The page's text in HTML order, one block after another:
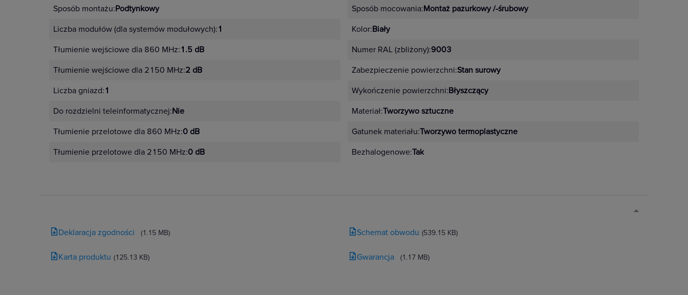
Sposób montażu:Podtynkowy
Liczba modułów (dla systemów modułowych):1
Tłumienie wejściowe dla 860 MHz:1.5 dB
Tłumienie wejściowe dla 2150 MHz:2 dB
Liczba gniazd:1
Do rozdzielni teleinformatycznej:Nie
Tłumienie przelotowe dla 860 MHz:0 dB
Tłumienie przelotowe dla 2150 MHz:0 dB
Sposób mocowania:Montaż pazurkowy /-śrubowy
Kolor:Biały
Numer RAL (zbliżony):9003
Zabezpieczenie powierzchni:Stan surowy
Wykończenie powierzchni:Błyszczący
Materiał:Tworzywo sztuczne
Gatunek materiału:Tworzywo termoplastyczne
Bezhalogenowe:Tak
Deklaracja zgodności (1.15 MB)
Karta produktu (125.13 KB)
Schemat obwodu (539.15 KB)
Gwarancja (1.17 MB)